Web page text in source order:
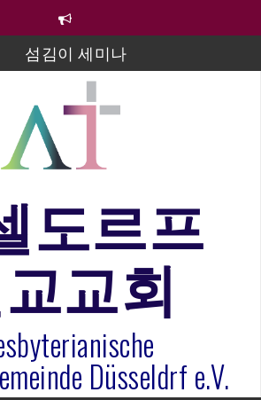
섬김이 세미나
김태희 자매 졸업연주
어린이 주일 유초등부 발표
라합3 나라 봉헌송
은퇴사-우선화 권사
가만히 머물기(요한복음 15:1-17) 손
훈목사
도르프
교회
Düsseldrf e.V.